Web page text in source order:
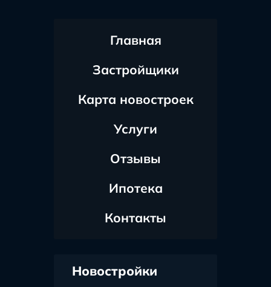
Главная
Застройщики
Карта новостроек
Услуги
Отзывы
Ипотека
Контакты
Новостройки